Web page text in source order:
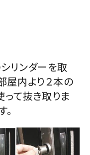
リンダーを取
屋内より２本の
って抜き取りま